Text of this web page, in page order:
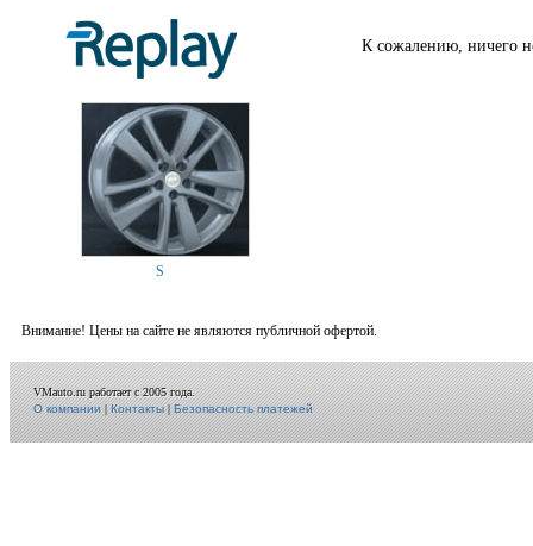
S
К сожалению, ничего
Внимание! Цены на сайте не являются публичной офертой.
VMauto.ru работает с 2005 года.
О компании|Контакты|Безопасность платежей